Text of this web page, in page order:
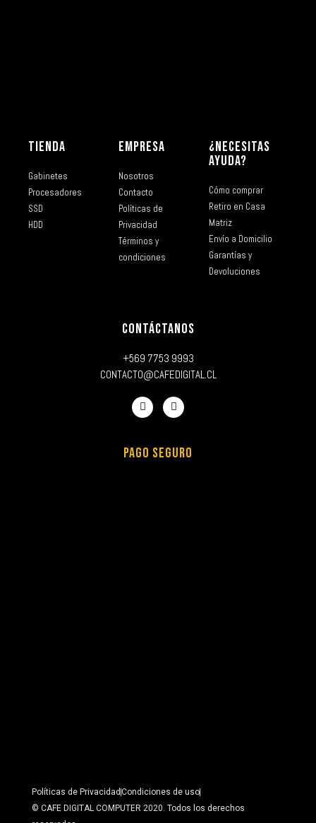
TIENDA
Gabinetes
Procesadores
SSD
HDD
EMPRESA
Nosotros
Contacto
Políticas de
Privacidad
Términos y
condiciones
¿NECESITAS
AYUDA?
Cómo comprar
Retiro en Casa
Matriz
Envío a Domicilio
Garantías y
Devoluciones
CONTÁCTANOS
+569 7753 9993
CONTACTO@CAFEDIGITAL.CL
PAGO SEGURO
Políticas de Privacidad Condiciones de uso
© CAFE DIGITAL COMPUTER 2020. Todos los derechos